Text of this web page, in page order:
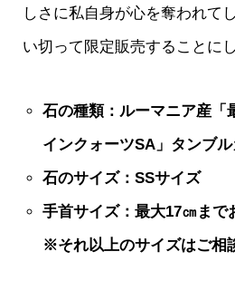
しさに私自身が心を奪われて
い切って限定販売することに
石の種類：ルーマニア産「
インクォーツSA」タンブル
石のサイズ：SSサイズ
手首サイズ：最大17㎝まで
※それ以上のサイズはご相